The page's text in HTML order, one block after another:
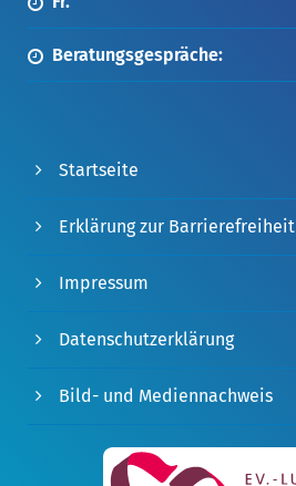
Beratungsgespräche:
Startseite
Erklärung zur Barrierefreiheit
Impressum
Datenschutzerklärung
Bild- und Mediennachweis